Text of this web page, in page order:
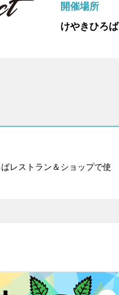
開催場所
けやきひろば
レストラン＆ショップで使